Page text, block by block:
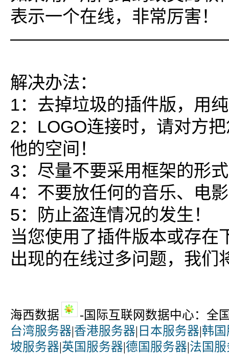
表示一个在线，非常厉害！
解决办法：
1：去掉垃圾的插件版，用
2：LOGO连接时，请对方
他的空间！
3：尽量不要采用框架的形
4：不要放任何的音乐、电
5：防止盗连情况的发生！
当您使用了插件版本或存在
出现的在线过多问题，我们
海西数据
-国际互联网数据中心：全
台湾服务器|香港服务器| 日本服务器|韩
坡服务器|英国服务器|德国服务器|法国